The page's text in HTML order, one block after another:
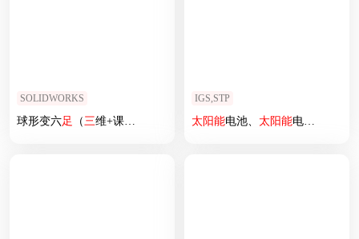
SOLIDWORKS
球形变六足 （三维+课设+程序+二维）
IGS,STP
太阳能电池、 太阳能电池板